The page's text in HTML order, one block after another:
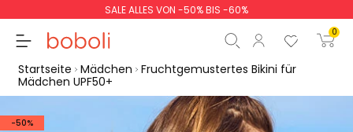
SALE ALLES VON -50% BIS -60%
0
Startseite Mädchen Fruchtgemustertes Bikini für
Mädchen UPF50+
-50%